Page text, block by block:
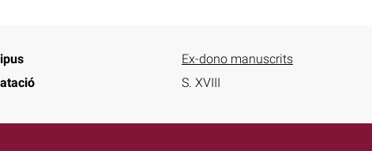
Ex-dono manuscrits
S. XVIII